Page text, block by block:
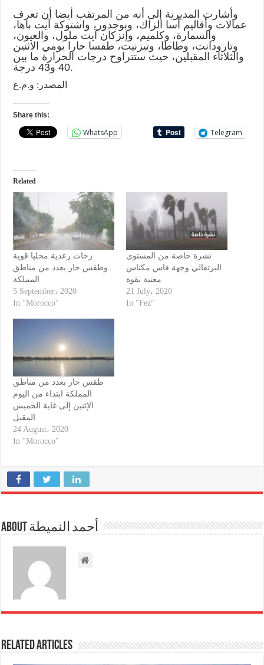
وأشارت المديرية إلى أنه من المرتقب أيضا أن تعرف
عمالات وأقاليم أسا الزاك، وبوجدور، واشتوكة آيت باها،
والسمارة، وكلميم، وإنزكان آيت ملول، والعيون،
وتارودانت، وطاطا، وتيزنيت، طقسا حارا يومي الاثنين
والثلاثاء المقبلين، حيث ستتراوح درجات الحرارة ما بين
40 و43 درجة.
المصدر: و.م.ع
Share this:
WhatsApp Telegram
Related
زخات رعدية محليا قوية
وطقس حار بعدد من مناطق
المملكة
5 September، 2020
In "Morocco"
نشرة خاصة من المستوى
البرتقالي وجهة فاس مكناس
معنية بقوة
21 July، 2020
In "Fez"
طقس حار بعدد من مناطق
المملكة ابتداء من اليوم
الإثنين إلى غاية الخميس
المقبل
24 August، 2020
In "Morocco"
About أحمد النميطة
Related Articles